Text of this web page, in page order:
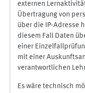
externen
Übertragung von
über die IP-Adresse
diesem Fall Daten
einer
mit einer
verantwortlichen
Es wäre technisch